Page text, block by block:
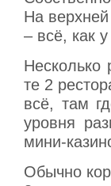
На
– всё, как
Несколько
те 2
всё, там
уровня
мини-
Обычно